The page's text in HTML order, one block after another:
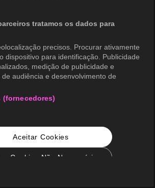
tratamos os dados para
precisos. Procurar ativamente
dispositivo para identificação. Publicidade
medição de publicidade e
audiência e desenvolvimento de
(fornecedores)
Aceitar Cookies
Cookies Não Necessários